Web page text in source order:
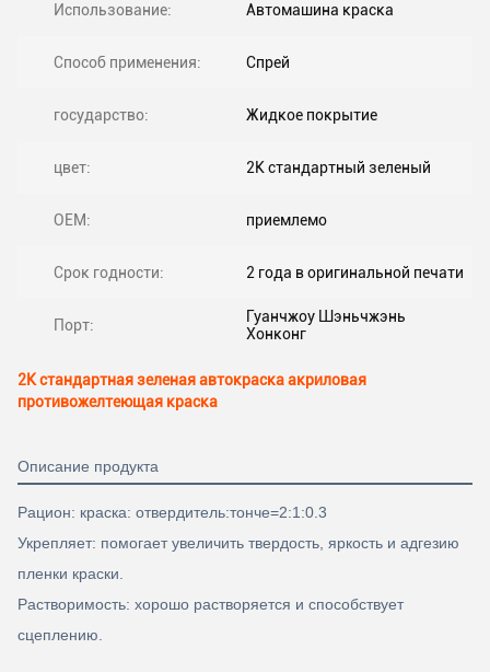
Использование: Автомашина краска
Способ применения: Спрей
государство: Жидкое покрытие
цвет: 2K стандартный зеленый
OEM: приемлемо
Срок годности: 2 года в оригинальной печати
Порт:
Гуанчжоу Шэньчжэнь
Хонконг
2K стандартная зеленая автокраска акриловая
противожелтеющая краска
Описание продукта
Рацион: краска: отвердитель:тонче=2:1:0.3
Укрепляет: помогает увеличить твердость, яркость и адгезию
пленки краски.
Растворимость: хорошо растворяется и способствует
сцеплению.